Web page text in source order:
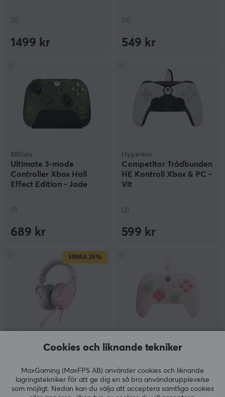
(5)
1499 kr
(0)
549 kr
8Bitdo
Ultimate 3-mode
Controller Xbox Hall
Effect Edition - Jade
(1)
689 kr
Hyperkin
Competitor Trådbunden
HE Kontroll Xbox & PC -
Vit
(2)
599 kr
SPARA 25%
8Bitdo
Cookies och liknande tekniker
MaxGaming (MaxFPS AB) använder cookies och liknande
lagringstekniker för att ge dig en så bra användarupplevelse
som möjligt. Nedan kan du välja att acceptera samtliga cookies